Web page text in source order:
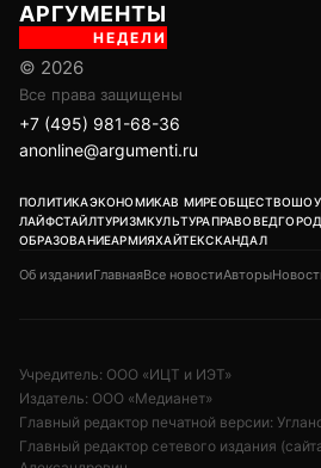
АРГУМЕНТЫ
НЕДЕЛИ
© 2026
Все права защищены
+7 (495) 981-68-36
anonline@argumenti.ru
ПОЛИТИКАЭКОНОМИКАВ МИРЕОБЩЕСТВО
ЛАЙФСТАЙЛТУРИЗМКУЛЬТУРАПРАВОВЕД
ОБРАЗОВАНИЕАРМИЯХАЙТЕКСКАНДАЛ
Об изданииГлавнаяВсе новостиАвторы
Учредитель: ООО «ИЦТ и ИЭТ»
Издатель: ООО «Медианет»
Главный редактор печатной версии:
Главный редактор сетевого издания